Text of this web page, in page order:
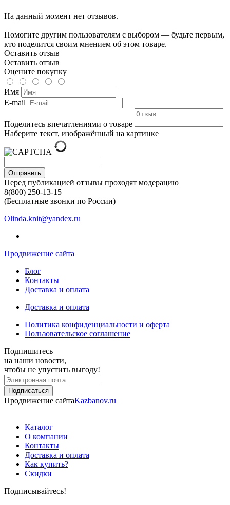
На данный момент нет отзывов.
Помогите другим пользователям с выбором — будьте первым,
кто поделится своим мнением об этом товаре.
Оставить отзыв
Оставить отзыв
Оцените покупку
Имя
E-mail
Поделитесь впечатлениями о товаре
Наберите текст, изображённый на картинке
Отправить
Перед публикацией отзывы проходят модерацию
8(800) 250-13-15
(Бесплатные звонки по России)
Olinda.knit@yandex.ru
Продвижение сайта
Блог
Контакты
Доставка и оплата
Доставка и оплата
Политика конфиденциальности и оферта
Пользовательское соглашение
Подпишитесь
на наши новости,
чтобы не упустить выгоду!
Продвижение сайтаKazbanov.ru
Каталог
О компании
Контакты
Доставка и оплата
Как купить?
Скидки
Подписывайтесь!